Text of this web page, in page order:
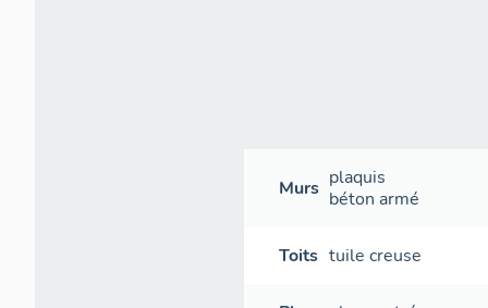
Murs plaquis
béton armé
Toits tuile creuse